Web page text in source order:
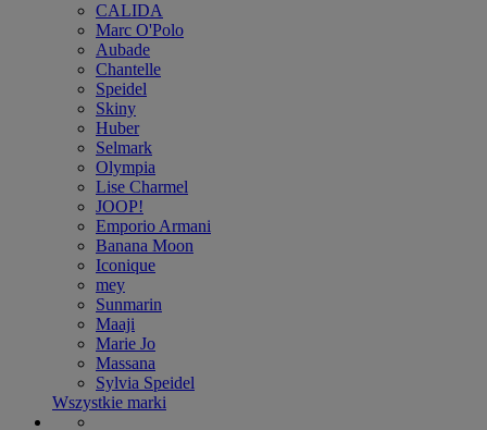
CALIDA
Marc O'Polo
Aubade
Chantelle
Speidel
Skiny
Huber
Selmark
Olympia
Lise Charmel
JOOP!
Emporio Armani
Banana Moon
Iconique
mey
Sunmarin
Maaji
Marie Jo
Massana
Sylvia Speidel
Wszystkie marki